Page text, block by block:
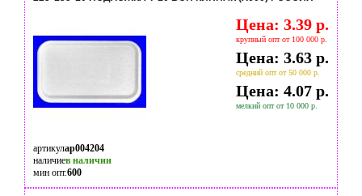
Цена: 3.39 р.
крупный опт от 100 000 р.
Цена: 3.63 р.
средний опт от 50 000 р.
Цена: 4.07 р.
мелкий опт от 10 000 р.
артикулap004204
наличиев наличии
мин опт.600